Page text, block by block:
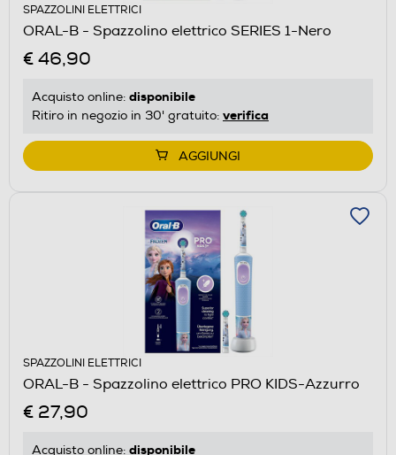
SPAZZOLINI ELETTRICI
ORAL-B - Spazzolino elettrico SERIES 1-Nero
€ 46,90
Acquisto online: disponibile
Ritiro in negozio in 30' gratuito: verifica
AGGIUNGI
SPAZZOLINI ELETTRICI
ORAL-B - Spazzolino elettrico PRO KIDS-Azzurro
€ 27,90
Acquisto online: disponibile